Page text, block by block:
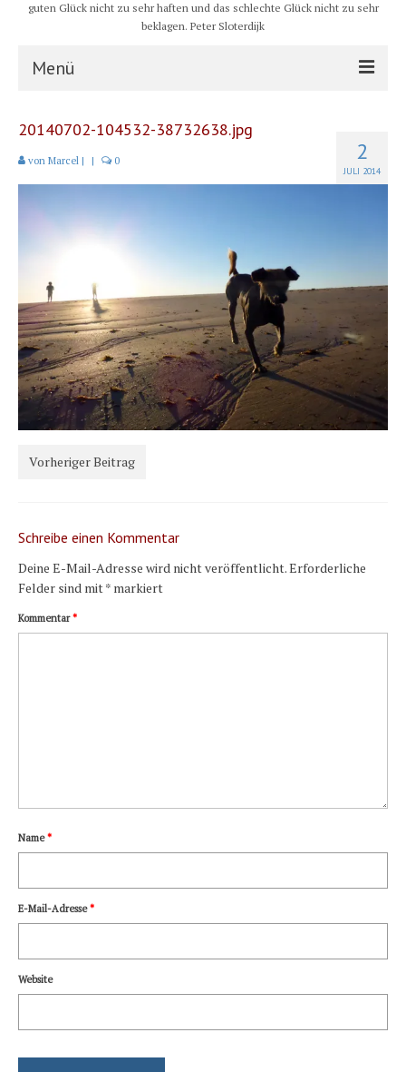
guten Glück nicht zu sehr haften und das schlechte Glück nicht zu sehr
beklagen. Peter Sloterdijk
Menü
Schiff
Karte und Wind
Mittelmeer 2010-2013
Bordbibliothek
Abonnieren
Yachtüberführung weltweit
2
JULI 2014
20140702-104532-38732638.jpg
von Marcel | | 0
Vorheriger Beitrag
Schreibe einen Kommentar
Deine E-Mail-Adresse wird nicht veröffentlicht.Erforderliche
Felder sind mit * markiert
Kommentar*
Name*
E-Mail-Adresse*
Website